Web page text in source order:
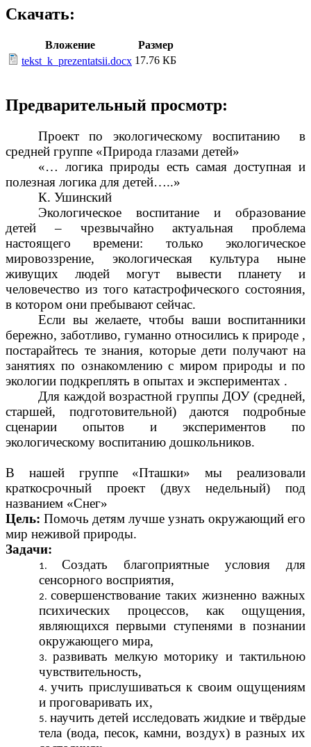
Скачать:
Вложение
Размер
tekst_k_prezentatsii.docx 17.76 КБ
Предварительный просмотр:
Проект по экологическому воспитанию в
средней группе «Природа глазами детей»
«… логика природы есть самая доступная и
полезная логика для детей…..»
К. Ушинский
Экологическое воспитание и образование
детей – чрезвычайно актуальная проблема
настоящего времени: только экологическое
мировоззрение, экологическая культура ныне
живущих людей могут вывести планету и
человечество из того катастрофического состояния,
в котором они пребывают сейчас.
Если вы желаете, чтобы ваши воспитанники
бережно, заботливо, гуманно относились к природе ,
постарайтесь те знания, которые дети получают на
занятиях по ознакомлению с миром природы и по
экологии подкреплять в опытах и экспериментах .
Для каждой возрастной группы ДОУ (средней,
старшей, подготовительной) даются подробные
сценарии опытов и экспериментов по
экологическому воспитанию дошкольников.
В нашей группе «Пташки» мы реализовали
краткосрочный проект (двух недельный) под
названием «Снег»
Цель: Помочь детям лучше узнать окружающий его
мир неживой природы.
Задачи:
Создать благоприятные условия для
сенсорного восприятия,
совершенствование таких жизненно важных
психических процессов, как ощущения,
являющихся первыми ступенями в познании
окружающего мира,
развивать мелкую моторику и тактильною
чувствительность,
учить прислушиваться к своим ощущениям
и проговаривать их,
научить детей исследовать жидкие и твёрдые
тела (вода, песок, камни, воздух) в разных их